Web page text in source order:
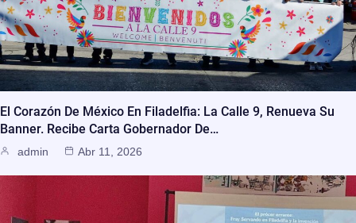
El Corazón De México En Filadelfia: La Calle 9, Renueva Su
Banner. Recibe Carta Gobernador De…
admin Abr 11, 2026